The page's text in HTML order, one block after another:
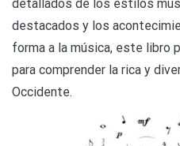
detallados de los estilos
destacados y los
forma a la música, este libro
para comprender la rica y
Occidente.